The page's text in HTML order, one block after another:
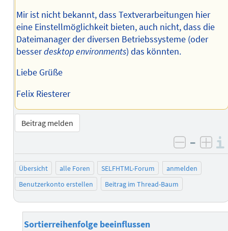
Mir ist nicht bekannt, dass Textverarbeitungen hier
eine Einstellmöglichkeit bieten, auch nicht, dass die
Dateimanager der diversen Betriebssysteme (oder
besserdesktop environments) das könnten.
Liebe Grüße
Felix Riesterer
Beitrag melden
negativ
–
Übersicht alle Foren SELFHTML-Forum
anmelden
Benutzerkonto erstellen
Beitrag im Thread-Baum
Sortierreihenfolge beeinflussen